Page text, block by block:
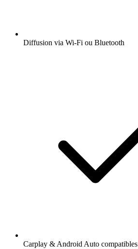
Diffusion via Wi-Fi ou Bluetooth
Carplay & Android Auto compatibles